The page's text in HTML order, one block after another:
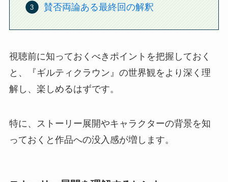
賛否両論ある最終回の解釈
視聴前に知っておくべきポイントを把握しておく
と、『ギルティクラウン』の世界観をより深く理
解し、楽しめるはずです。
特に、ストーリー展開やキャラクターの背景を知
っておくと作品への没入感が増します。